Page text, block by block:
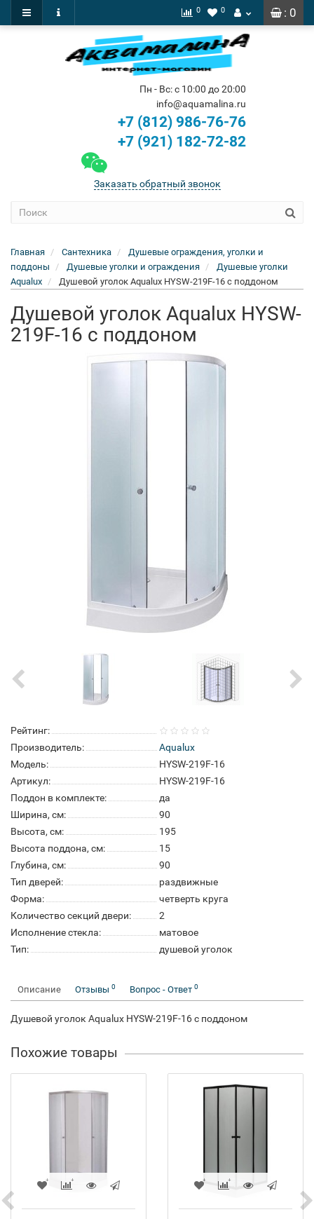
: 0
0 0
Пн - Вс: с 10:00 до 20:00
info@aquamalina.ru
+7 (812) 986-76-76
+7 (921) 182-72-82
Заказать обратный звонок
Главная Сантехника
Душевые ограждения, уголки и
поддоны
Душевые уголки и ограждения
Душевые уголки
Aqualux
Душевой уголок Aqualux HYSW-219F-16 с поддоном
Душевой уголок Aqualux HYSW-
219F-16 с поддоном
Рейтинг:
Производитель:
Aqualux
Модель:
HYSW-219F-16
Артикул:
HYSW-219F-16
Поддон в комплекте:
да
Ширина, см:
90
Высота, см:
195
Высота поддона, см:
15
Глубина, см:
90
Тип дверей:
раздвижные
Форма:
четверть круга
Количество секций двери:
2
Исполнение стекла:
матовое
Тип:
душевой уголок
Описание Отзывы 0 Вопрос - Ответ 0
Душевой уголок Aqualux HYSW-219F-16 с поддоном
Похожие товары